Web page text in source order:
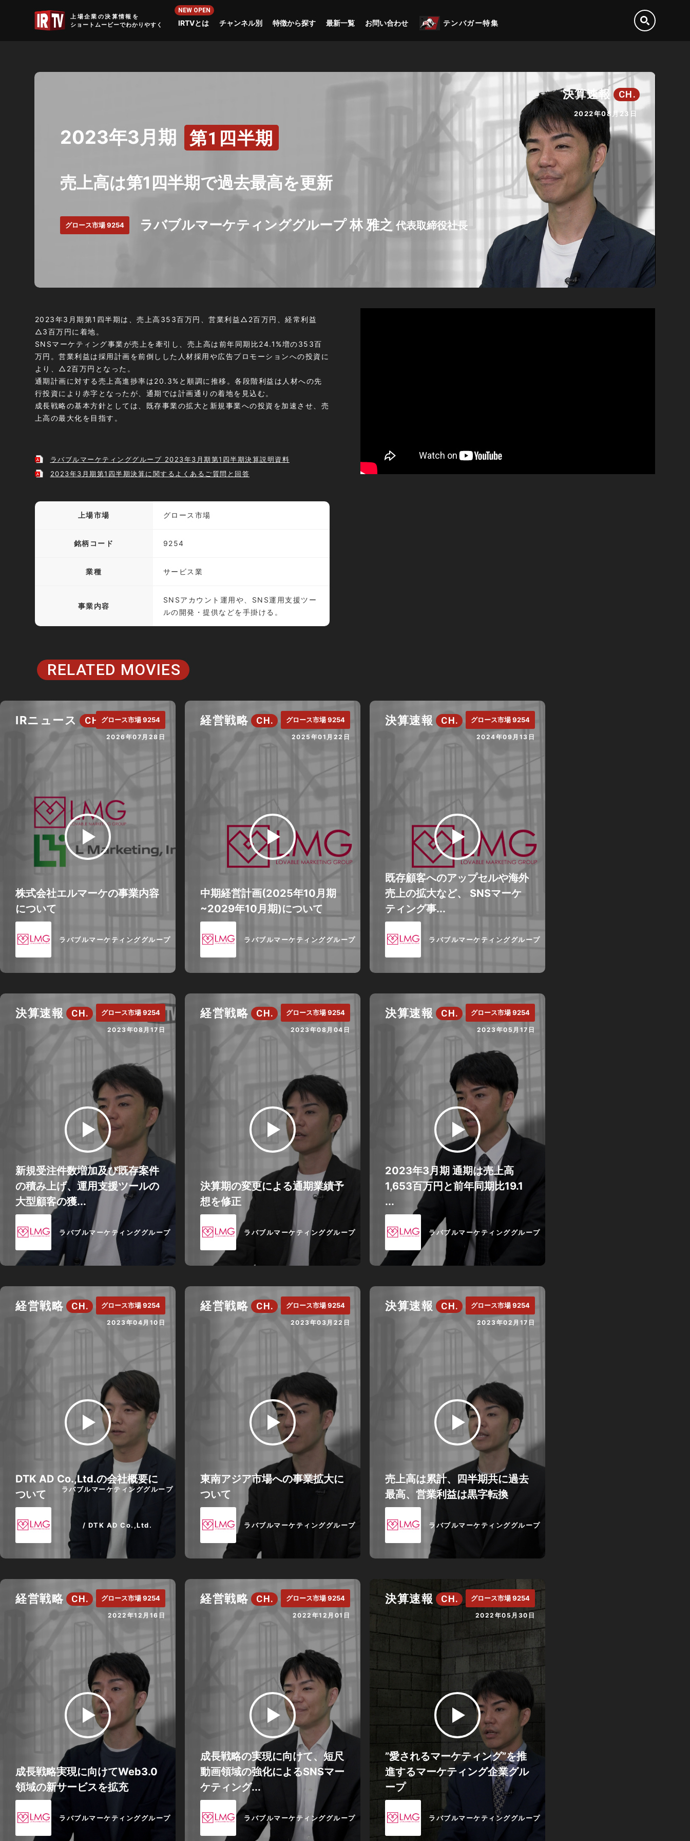
上場企業の決算情報を
ショートムービーでわかりやすく
IRTVとは チャンネル別 特徴から探す 最新一覧 お問い合わせ テンバガー特集
決算速報 CH.
2022年08月23日
2023年3月期 第1四半期
売上高は第1四半期で過去最高を更新
グロース市場 9254 ラバブルマーケティンググループ 林 雅之代表取締役社長
2023年3月期第1四半期は、売上高353百万円、営業利益△2百万円、経常利益
△3百万円に着地。
SNSマーケティング事業が売上を牽引し、売上高は前年同期比24.1%増の353百
万円。営業利益は採用計画を前倒しした人材採用や広告プロモーションへの投資に
より、△2百万円となった。
通期計画に対する売上高進捗率は20.3%と順調に推移。各段階利益は人材への先
行投資により赤字となったが、通期では計画通りの着地を見込む。
成長戦略の基本方針としては、既存事業の拡大と新規事業への投資を加速させ、売
上高の最大化を目指す。
ラバブルマーケティンググループ 2023年3月期第1四半期決算説明資料
2023年3月期第1四半期決算に関するよくあるご質問と回答
上場市場 グロース市場
銘柄コード 9254
業種 サービス業
事業内容
SNSアカウント運用や、SNS運用支援ツー
ルの開発・提供などを手掛ける。
RELATED MOVIES
IRニュース CH.グロース市場 9254
2026年07月28日
ラバブルマーケティンググループ
株式会社エルマーケの事業内容
について
経営戦略 CH. グロース市場 9254
2025年01月22日
ラバブルマーケティンググループ
中期経営計画(2025年10月期
~2029年10月期)について
決算速報 CH. グロース市場 9254
2024年09月13日
ラバブルマーケティンググループ
既存顧客へのアップセルや海外
売上の拡大など、 SNSマーケ
ティング事...
決算速報 CH. グロース市場 9254
2023年08月17日
ラバブルマーケティンググループ
新規受注件数増加及び既存案件
の積み上げ、運用支援ツールの
大型顧客の獲...
経営戦略 CH. グロース市場 9254
2023年08月04日
ラバブルマーケティンググループ
決算期の変更による通期業績予
想を修正
決算速報 CH. グロース市場 9254
2023年05月17日
ラバブルマーケティンググループ
2023年3月期 通期は売上高
1,653百万円と前年同期比19.1
...
経営戦略 CH. グロース市場 9254
2023年04月10日
ラバブルマーケティンググループ
/ DTK AD Co.,Ltd.
DTK AD Co.,Ltd.の会社概要に
ついて
経営戦略 CH. グロース市場 9254
2023年03月22日
ラバブルマーケティンググループ
東南アジア市場への事業拡大に
ついて
決算速報 CH. グロース市場 9254
2023年02月17日
ラバブルマーケティンググループ
売上高は累計、四半期共に過去
最高、営業利益は黒字転換
経営戦略 CH. グロース市場 9254
2022年12月16日
ラバブルマーケティンググループ
成長戦略実現に向けてWeb3.0
領域の新サービスを拡充
経営戦略 CH. グロース市場 9254
2022年12月01日
ラバブルマーケティンググループ
成長戦略の実現に向けて、短尺
動画領域の強化によるSNSマー
ケティング...
決算速報 CH. グロース市場 9254
2022年05月30日
ラバブルマーケティンググループ
”愛されるマーケティング”を推
進するマーケティング企業グル
ープ